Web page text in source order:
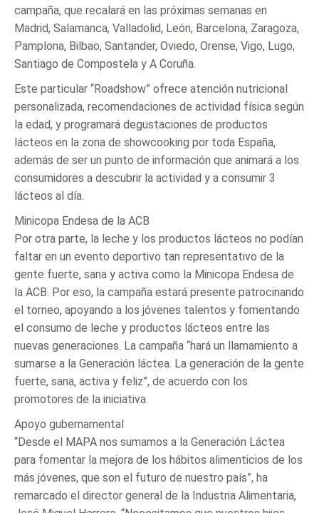
campaña, que recalará en las próximas semanas en
Madrid, Salamanca, Valladolid, León, Barcelona, Zaragoza,
Pamplona, Bilbao, Santander, Oviedo, Orense, Vigo, Lugo,
Santiago de Compostela y A Coruña.
Este particular “Roadshow” ofrece atención nutricional
personalizada, recomendaciones de actividad física según
la edad, y programará degustaciones de productos
lácteos en la zona de showcooking por toda España,
además de ser un punto de información que animará a los
consumidores a descubrir la actividad y a consumir 3
lácteos al día.
Minicopa Endesa de la ACB
Por otra parte, la leche y los productos lácteos no podían
faltar en un evento deportivo tan representativo de la
gente fuerte, sana y activa como la Minicopa Endesa de
la ACB. Por eso, la campaña estará presente patrocinando
el torneo, apoyando a los jóvenes talentos y fomentando
el consumo de leche y productos lácteos entre las
nuevas generaciones. La campaña “hará un llamamiento a
sumarse a la Generación láctea. La generación de la gente
fuerte, sana, activa y feliz”, de acuerdo con los
promotores de la iniciativa.
Apoyo gubernamental
“Desde el MAPA nos sumamos a la Generación Láctea
para fomentar la mejora de los hábitos alimenticios de los
más jóvenes, que son el futuro de nuestro país”, ha
remarcado el director general de la Industria Alimentaria,